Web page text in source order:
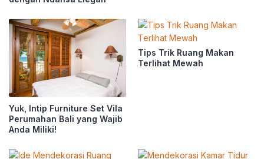
Yuk, Intip Furniture Set Vila
Perumahan Bali yang Wajib
Anda Miliki!
Tips Trik Ruang Makan
Terlihat Mewah